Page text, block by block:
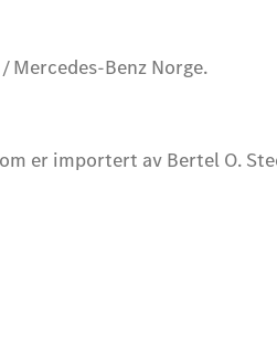
Mercedes-Benz Norge.
er importert av Bertel O.